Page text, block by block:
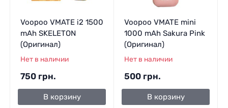
Voopoo VMATE i2 1500
mAh SKELETON
(Оригинал)
Нет в наличии
750 грн.
В корзину
Voopoo VMATE mini
1000 mAh Sakura Pink
(Оригинал)
Нет в наличии
500 грн.
В корзину